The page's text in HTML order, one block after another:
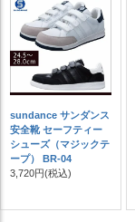
sundance サンダンス
安全靴 セーフティー
シューズ（マジックテ
ープ） BR-04
3,720円(税込)